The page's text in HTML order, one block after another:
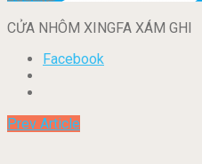
CỬA NHÔM XINGFA XÁM GHI
Facebook
Prev Article